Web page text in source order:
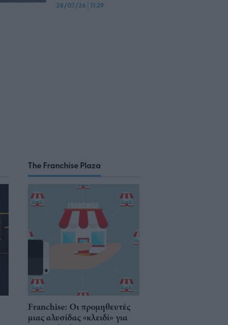
28/07/26 | 11:29
The Franchise Plaza
Franchise: Οι προμηθευτές
μιας αλυσίδας «κλειδί» για